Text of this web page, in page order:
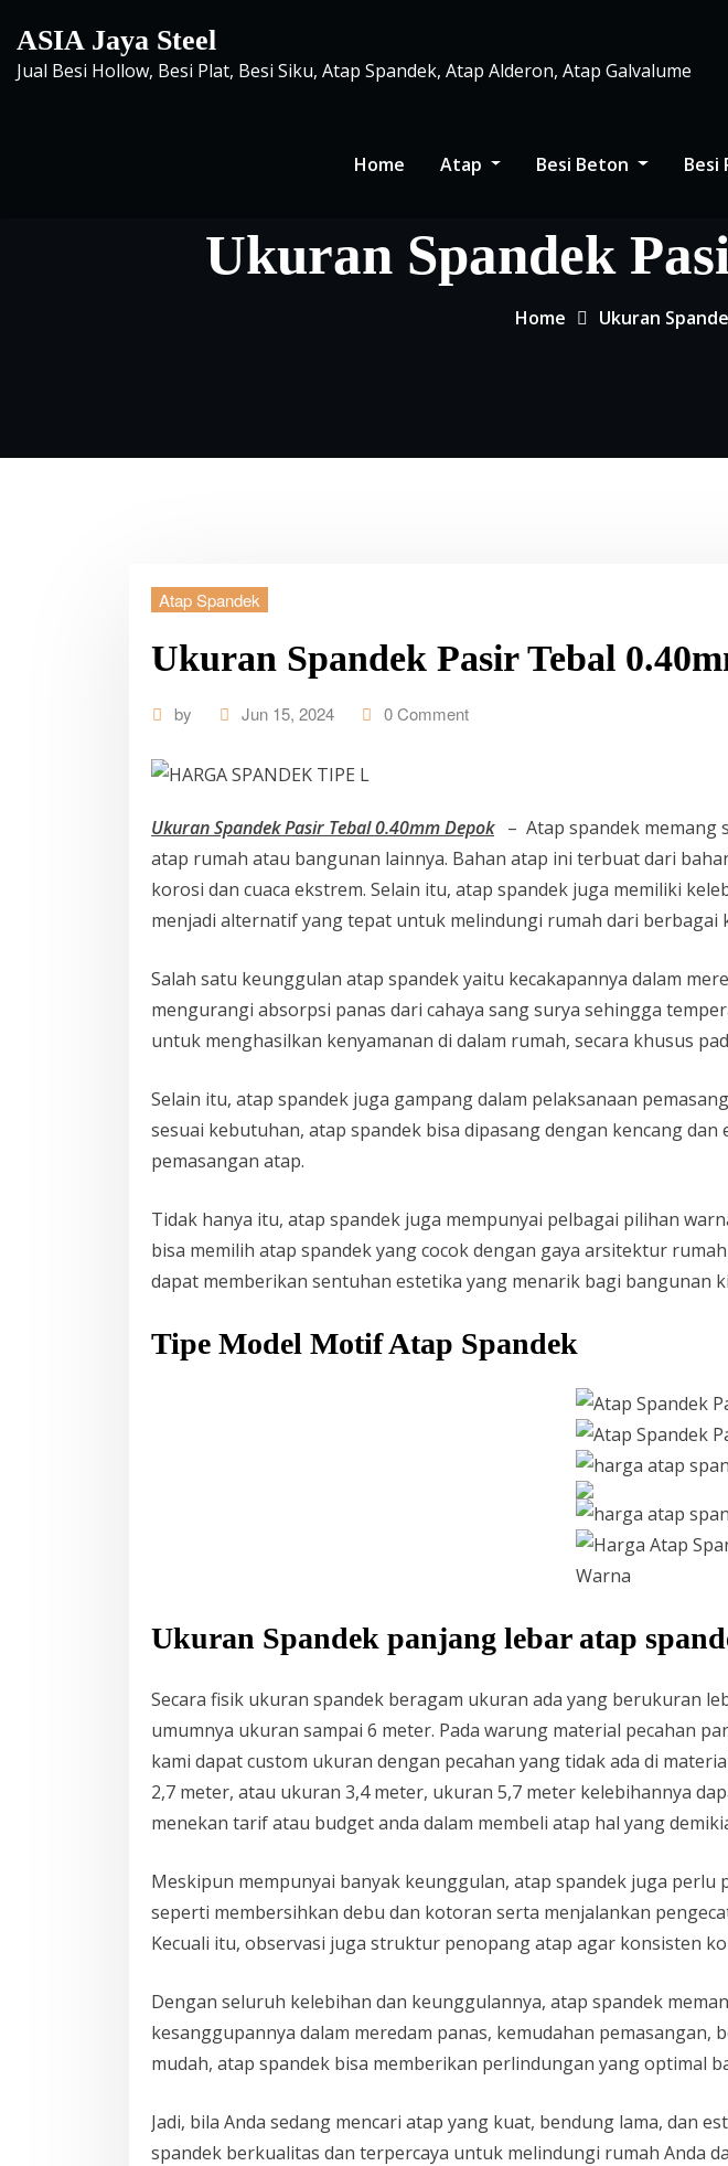
content
ASIA Jaya Steel
Jual Besi Hollow, Besi Plat, Besi Siku, Atap Spandek, Atap Alderon, Atap Galvalume
Home Atap Besi Beton Besi
Ukuran Spandek
Home Ukuran
Atap Spandek
Ukuran Spandek Pasir Tebal
by Jun 15, 2024 0 Comment
Ukuran Spandek Pasir Tebal 0.40mm Depok– Atap spandek memang
atap rumah atau bangunan lainnya. Bahan atap ini terbuat dari
korosi dan cuaca ekstrem. Selain itu, atap spandek juga memiliki
menjadi alternatif yang tepat untuk melindungi rumah dari berbagai
Salah satu keunggulan atap spandek yaitu kecakapannya dalam
mengurangi absorpsi panas dari cahaya sang surya sehingga
untuk menghasilkan kenyamanan di dalam rumah, secara khusus
Selain itu, atap spandek juga gampang dalam pelaksanaan
sesuai kebutuhan, atap spandek bisa dipasang dengan kencang
pemasangan atap.
Tidak hanya itu, atap spandek juga mempunyai pelbagai pilihan
bisa memilih atap spandek yang cocok dengan gaya arsitektur
dapat memberikan sentuhan estetika yang menarik bagi bangunan
Tipe Model Motif Atap Spandek
Ukuran Spandek panjang lebar atap
Secara fisik ukuran spandek beragam ukuran ada yang berukuran
umumnya ukuran sampai 6 meter. Pada warung material pecahan
kami dapat custom ukuran dengan pecahan yang tidak ada di
2,7 meter, atau ukuran 3,4 meter, ukuran 5,7 meter kelebihannya
menekan tarif atau budget anda dalam membeli atap hal yang
Meskipun mempunyai banyak keunggulan, atap spandek juga
seperti membersihkan debu dan kotoran serta menjalankan
Kecuali itu, observasi juga struktur penopang atap agar konsisten
Dengan seluruh kelebihan dan keunggulannya, atap spandek
kesanggupannya dalam meredam panas, kemudahan
mudah, atap spandek bisa memberikan perlindungan yang optimal
Jadi, bila Anda sedang mencari atap yang kuat, bendung lama, dan
spandek berkualitas dan terpercaya untuk melindungi rumah Anda